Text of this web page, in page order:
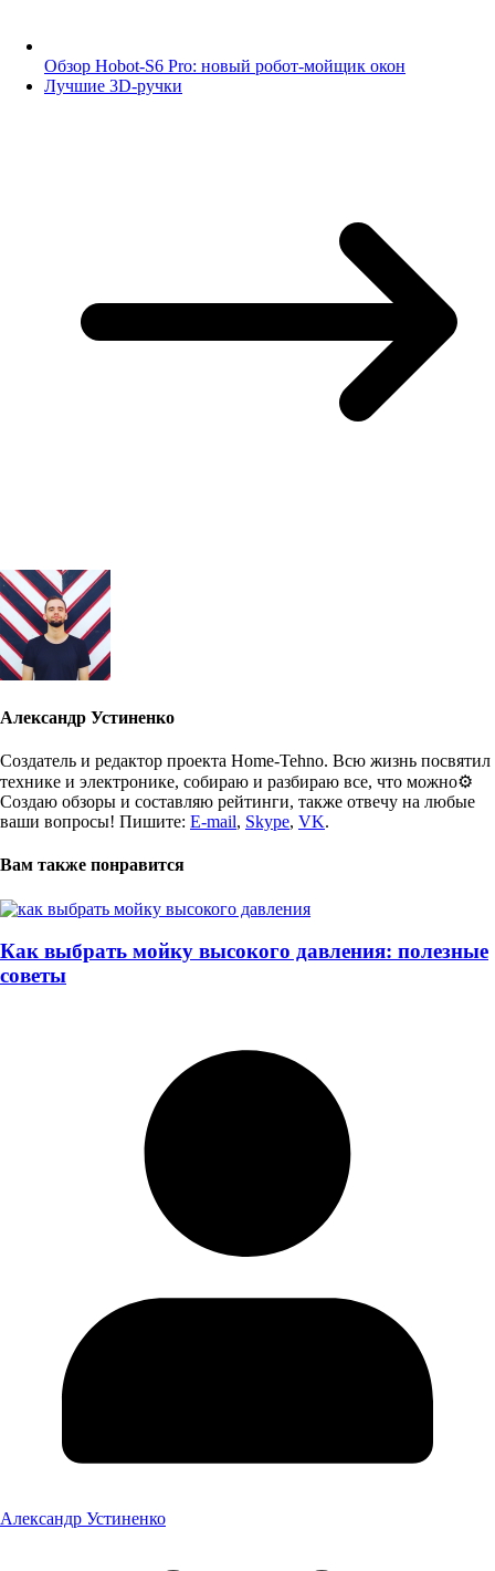
Обзор Hobot-S6 Pro: новый робот-мойщик окон
Лучшие 3D-ручки
Александр Устиненко
Создатель и редактор проекта Home-Tehno. Всю жизнь посвятил
технике и электронике, собираю и разбираю все, что можно⚙️
Создаю обзоры и составляю рейтинги, также отвечу на любые
ваши вопросы! Пишите: E-mail, Skype, VK.
Вам также понравится
Как выбрать мойку высокого давления: полезные
советы
Александр Устиненко